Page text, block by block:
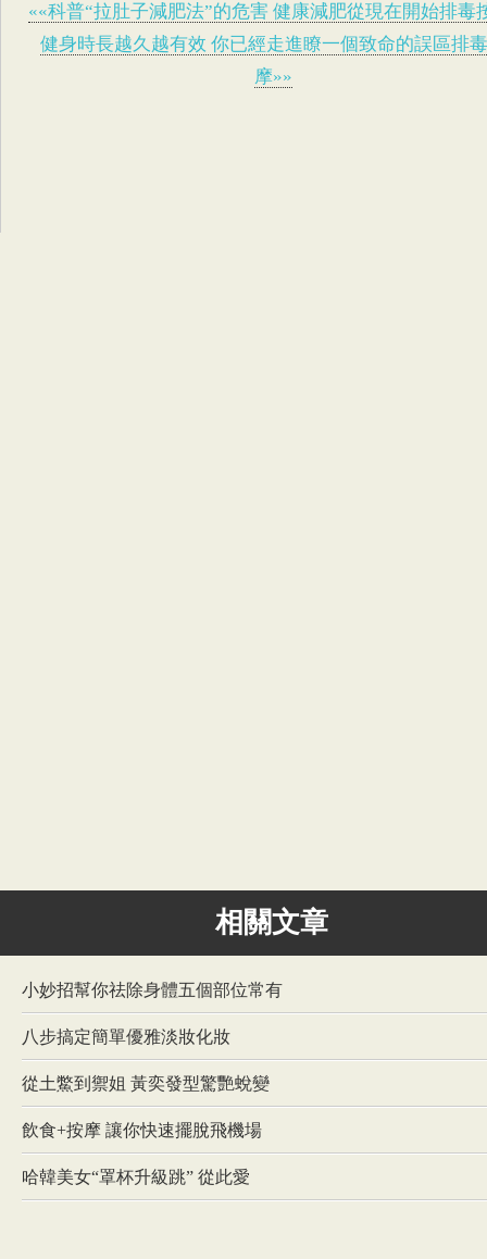
««科普“拉肚子減肥法”的危害 健康減肥從現在開始排毒
健身時長越久越有效 你已經走進瞭一個致命的誤區排
摩»»
相關文章
小妙招幫你祛除身體五個部位常有
八步搞定簡單優雅淡妝化妝
從土鱉到禦姐 黃奕發型驚艷蛻變
飲食+按摩 讓你快速擺脫飛機場
哈韓美女“罩杯升級跳” 從此愛